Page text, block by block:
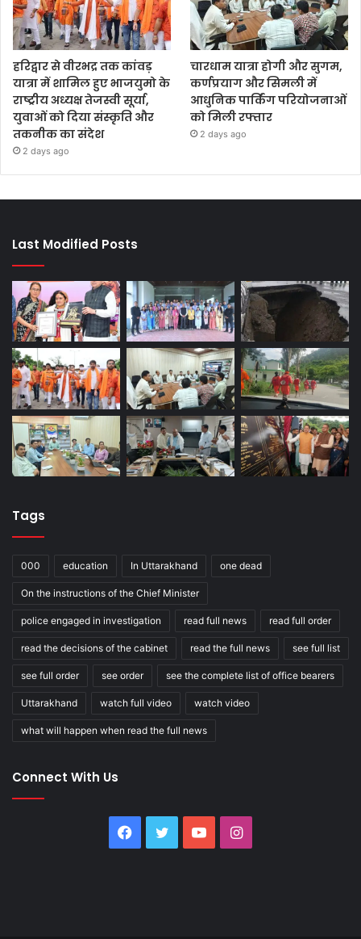
हरिद्वार से वीरभद्र तक कांवड़
यात्रा में शामिल हुए भाजयुमो के
राष्ट्रीय अध्यक्ष तेजस्वी सूर्या,
युवाओं को दिया संस्कृति और
तकनीक का संदेश
2 days ago
चारधाम यात्रा होगी और सुगम,
कर्णप्रयाग और सिमली में
आधुनिक पार्किंग परियोजनाओं
को मिली रफ्तार
2 days ago
Last Modified Posts
Tags
000 education In Uttarakhand one dead
On the instructions of the Chief Minister
police engaged in investigation read full news read full order
read the decisions of the cabinet read the full news see full list
see full order see order see the complete list of office bearers
Uttarakhand watch full video watch video
what will happen when read the full news
Connect With Us
Facebook
Twitter YouTubeInstagram